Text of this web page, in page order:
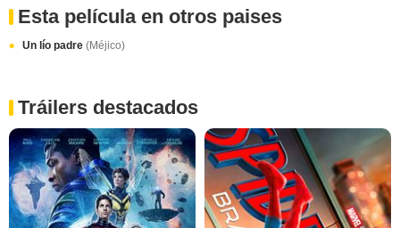
Esta película en otros paises
Un lío padre (Méjico)
Tráilers destacados